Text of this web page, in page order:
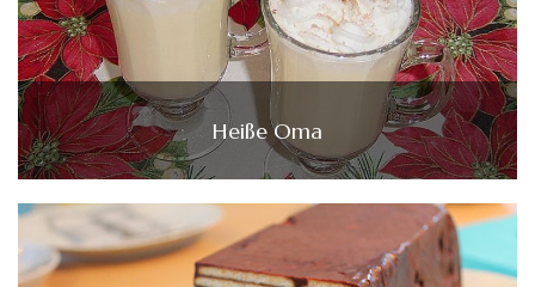
Heiße Oma